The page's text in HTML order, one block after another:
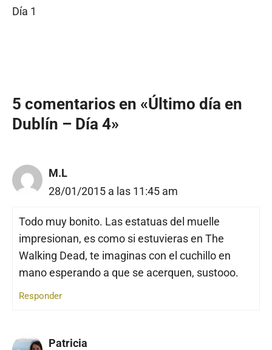
Día 1
5 comentarios en «Último día en
Dublín – Día 4»
M.L
28/01/2015 a las 11:45 am
Todo muy bonito. Las estatuas del muelle
impresionan, es como si estuvieras en The
Walking Dead, te imaginas con el cuchillo en
mano esperando a que se acerquen, sustooo.
Responder
Patricia